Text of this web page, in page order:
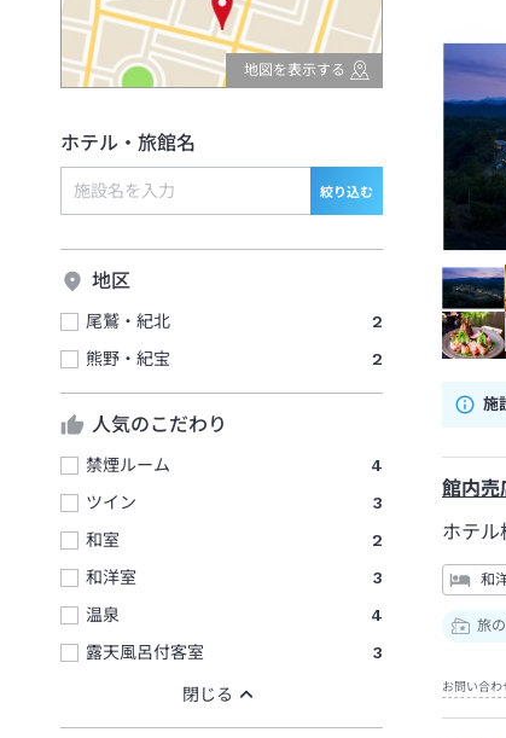
地図を表示する
ホテル・旅館名
絞り込む
地区
尾鷲・紀北
2
熊野・紀宝
2
人気のこだわり
禁煙ルーム
4
ツイン
3
和室
2
和洋室
3
温泉
4
露天風呂付客室
3
施
館内売
ホテル
和
旅
お問い合わ